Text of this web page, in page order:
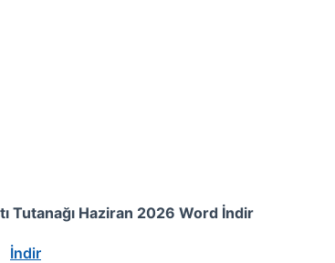
Tutanağı Haziran 2026 Word İndir